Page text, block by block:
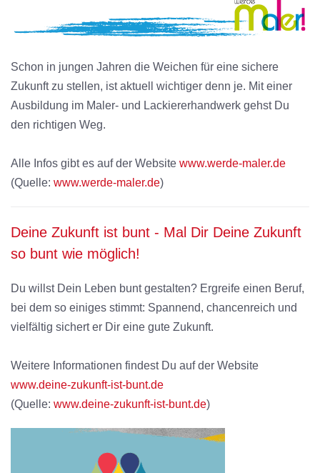
Schon in jungen Jahren die Weichen für eine sichere
Zukunft zu stellen, ist aktuell wichtiger denn je. Mit einer
Ausbildung im Maler- und Lackiererhandwerk gehst Du
den richtigen Weg.
Alle Infos gibt es auf der Website www.werde-maler.de
(Quelle: www.werde-maler.de)
Deine Zukunft ist bunt - Mal Dir Deine Zukunft
so bunt wie möglich!
Du willst Dein Leben bunt gestalten? Ergreife einen Beruf,
bei dem so einiges stimmt: Spannend, chancenreich und
vielfältig sichert er Dir eine gute Zukunft.
Weitere Informationen findest Du auf der Website
www.deine-zukunft-ist-bunt.de
(Quelle: www.deine-zukunft-ist-bunt.de)